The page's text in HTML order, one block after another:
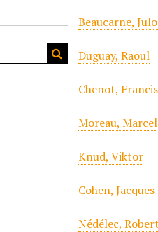
Beaucarne,
Duguay, Raoul
Chenot, Francis
Moreau, Marcel
Knud, Viktor
Cohen, Jacques
Nédélec, Robert